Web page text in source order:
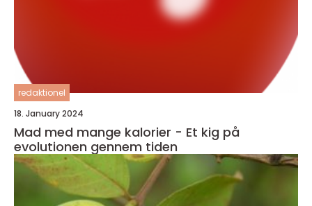
redaktionel
18. January 2024
Mad med mange kalorier - Et kig på
evolutionen gennem tiden